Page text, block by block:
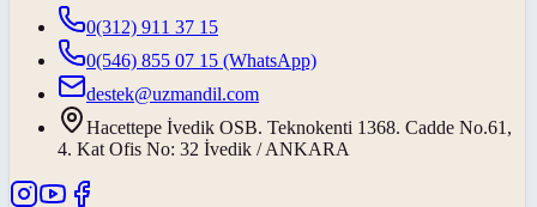
0(312) 911 37 15
0(546) 855 07 15 (WhatsApp)
destek@uzmandil.com
Hacettepe İvedik OSB. Teknokenti 1368. Cadde No.61,
4. Kat Ofis No: 32 İvedik / ANKARA